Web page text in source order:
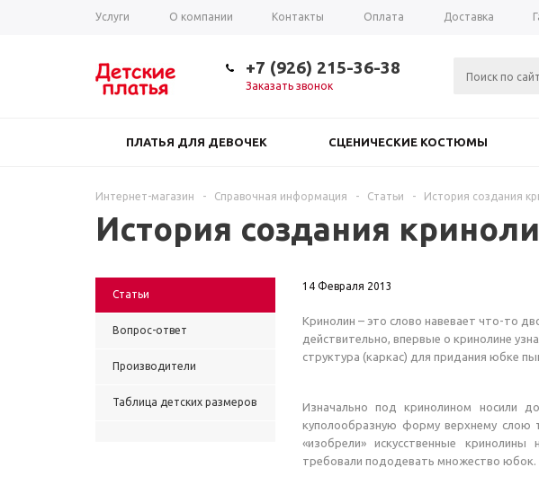
Услуги О компании Контакты Оплата Доставка
+7 (926) 215-36-38
Заказать звонок
ПЛАТЬЯ ДЛЯ ДЕВОЧЕК СЦЕНИЧЕСКИЕ КОСТЮМЫ
Интернет-магазин - Справочная информация - Статьи - История создания
История создания
Статьи
Вопрос-ответ
Производители
Таблица детских размеров
14 Февраля 2013
Кринолин – это слово навевает что-то
действительно, впервые о кринолине
структура (каркас) для придания юбке
Изначально под кринолином носили
куполообразную форму верхнему слою
«изобрели» искусственные
требовали пододевать множество юбок.